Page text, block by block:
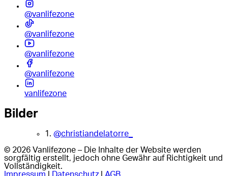
@vanlifezone
@vanlifezone
@vanlifezone
@vanlifezone
vanlifezone
Bilder
1. @christiandelatorre_
© 2026 Vanlifezone – Die Inhalte der Website werden
sorgfältig erstellt, jedoch ohne Gewähr auf Richtigkeit und
Vollständigkeit.